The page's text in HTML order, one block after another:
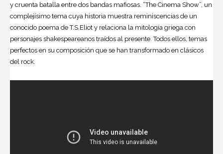
y cruenta batalla entre dos bandas mafiosas. “The Cinema Show”, un
complejísimo tema cuya historia muestra reminiscencias de un
conocido poema de T.S.Eliot y relaciona la mitología griega con
personajes shakespeareanos traídos al presente. Todos ellos, temas
perfectos en su composición que se han transformado en clásicos
del rock.